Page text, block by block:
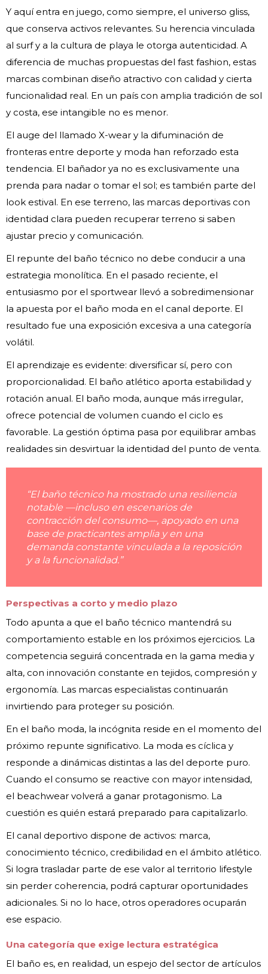
Y aquí entra en juego, como siempre, el universo gliss,
que conserva activos relevantes. Su herencia vinculada
al surf y a la cultura de playa le otorga autenticidad. A
diferencia de muchas propuestas del fast fashion, estas
marcas combinan diseño atractivo con calidad y cierta
funcionalidad real. En un país con amplia tradición de sol
y costa, ese intangible no es menor.
El auge del llamado X-wear y la difuminación de
fronteras entre deporte y moda han reforzado esta
tendencia. El bañador ya no es exclusivamente una
prenda para nadar o tomar el sol; es también parte del
look estival. En ese terreno, las marcas deportivas con
identidad clara pueden recuperar terreno si saben
ajustar precio y comunicación.
El repunte del baño técnico no debe conducir a una
estrategia monolítica. En el pasado reciente, el
entusiasmo por el sportwear llevó a sobredimensionar
la apuesta por el baño moda en el canal deporte. El
resultado fue una exposición excesiva a una categoría
volátil.
El aprendizaje es evidente: diversificar sí, pero con
proporcionalidad. El baño atlético aporta estabilidad y
rotación anual. El baño moda, aunque más irregular,
ofrece potencial de volumen cuando el ciclo es
favorable. La gestión óptima pasa por equilibrar ambas
realidades sin desvirtuar la identidad del punto de venta.
“El baño técnico ha mostrado una resiliencia
notable —incluso en escenarios de
contracción del consumo—, apoyado en una
base de practicantes amplia y en una
demanda constante vinculada a la reposición
y a la funcionalidad.”
Perspectivas a corto y medio plazo
Todo apunta a que el baño técnico mantendrá su
comportamiento estable en los próximos ejercicios. La
competencia seguirá concentrada en la gama media y
alta, con innovación constante en tejidos, compresión y
ergonomía. Las marcas especialistas continuarán
invirtiendo para proteger su posición.
En el baño moda, la incógnita reside en el momento del
próximo repunte significativo. La moda es cíclica y
responde a dinámicas distintas a las del deporte puro.
Cuando el consumo se reactive con mayor intensidad,
el beachwear volverá a ganar protagonismo. La
cuestión es quién estará preparado para capitalizarlo.
El canal deportivo dispone de activos: marca,
conocimiento técnico, credibilidad en el ámbito atlético.
Si logra trasladar parte de ese valor al territorio lifestyle
sin perder coherencia, podrá capturar oportunidades
adicionales. Si no lo hace, otros operadores ocuparán
ese espacio.
Una categoría que exige lectura estratégica
El baño es, en realidad, un espejo del sector de artículos